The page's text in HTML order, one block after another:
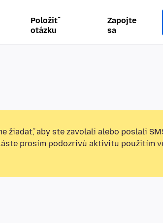
Položiť
otázku
Zapojte
sa
žiadať, aby ste zavolali alebo poslali
prosím podozrivú aktivitu použitím